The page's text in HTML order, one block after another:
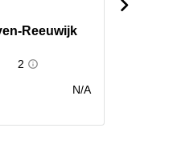
Reeuwijk
2
N/A